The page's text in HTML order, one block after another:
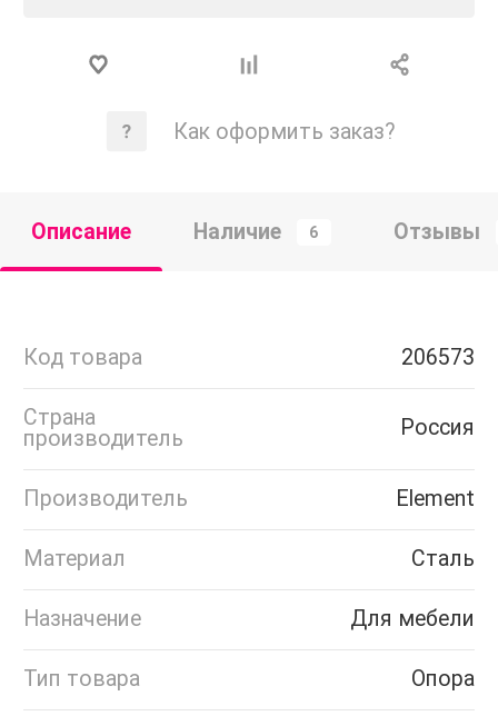
Как оформить заказ?
Описание Наличие 6 Отзывы
Код товара 206573
Страна
производитель
Россия
Производитель Element
Материал Сталь
Назначение Для мебели
Тип товара Опора